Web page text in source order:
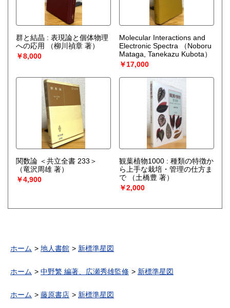
群と結晶 : 表現論と個体物理
への応用
（柳川禎章 著）
￥8,000
Molecular Interactions and
Electronic Spectra
（Noboru
Mataga, Tanekazu Kubota）
￥17,000
関数論 ＜共立全書 233＞
（竜沢周雄 著）
￥4,900
観葉植物1000 : 種類の特徴か
ら上手な栽培・管理の仕方ま
で
（土橋豊 著）
￥2,000
ホーム 地人書館 新標準星図
ホーム 中野繁 編著、広瀬秀雄監修 新標準星図
ホーム 藤原書店 新標準星図